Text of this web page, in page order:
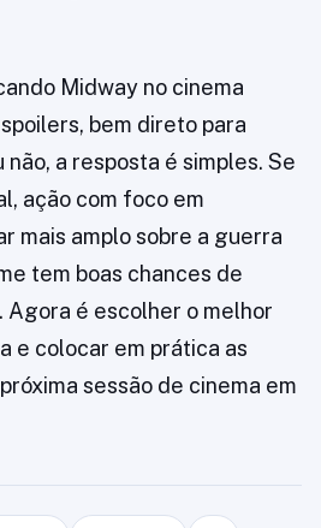
Midway no cinema
bem direto para
a resposta é simples. Se
ação com foco em
mais amplo sobre a guerra
tem boas chances de
Agora é escolher o melhor
e colocar em prática as
sessão de cinema em